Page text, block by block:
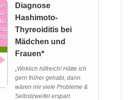
Diagnose
Hashimoto-
Thyreoiditis bei
Mädchen und
Frauen*
„Wirklich hilfreich! Hätte ich
gern früher gehabt, dann
wären mir viele Probleme &
Selbstzweifel erspart